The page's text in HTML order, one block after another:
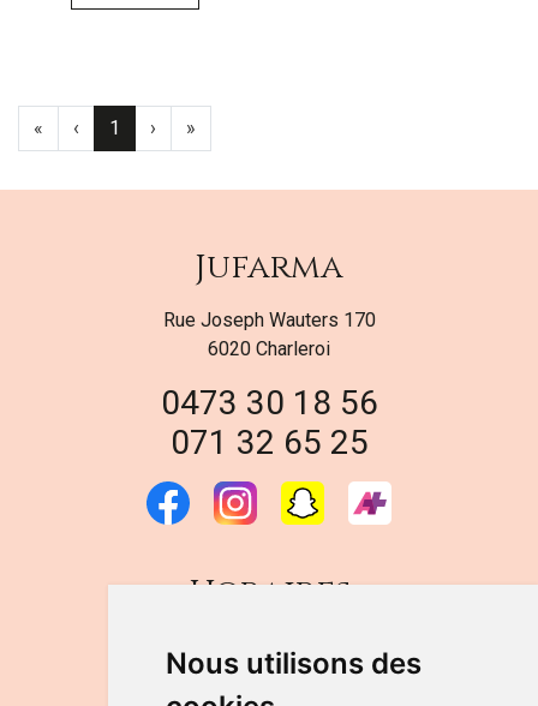
Nous utilisons des
« ‹ 1 › »
Jufarma
Rue Joseph Wauters 170
6020 Charleroi
0473 30 18 56
071 32 65 25
Horaires
DU LUNDI AU VENDREDI
de 9h à 12h30 et de 14h à 18h